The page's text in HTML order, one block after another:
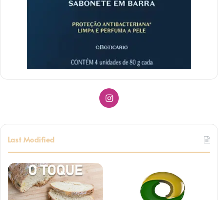
Instagram
Last Modified